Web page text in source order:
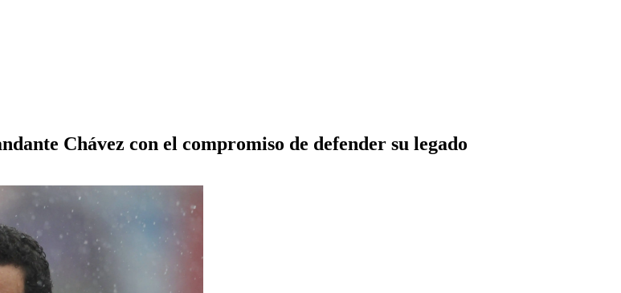
Chávez con el compromiso de defender su legado